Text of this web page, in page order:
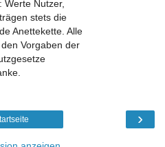
Werte Nutzer,
stets die
Anettekette. Alle
Vorgaben der
›